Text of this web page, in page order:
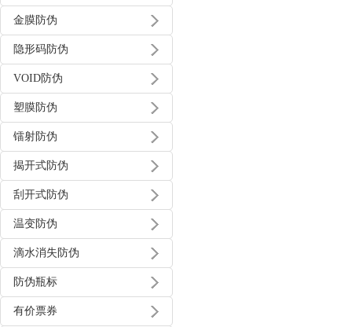
金膜防伪
隐形码防伪
VOID防伪
塑膜防伪
镭射防伪
揭开式防伪
刮开式防伪
温变防伪
滴水消失防伪
防伪瓶标
有价票券